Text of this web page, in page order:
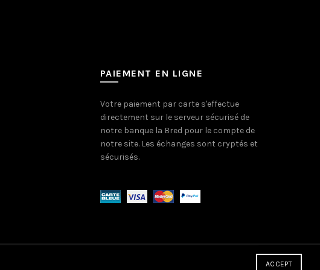
PAIEMENT EN LIGNE
Votre paiement par carte s'effectue
directement sur le serveur sécurisé de
notre banque la Bred pour le compte de
notre site. Les échanges sont cryptés et
sécurisés.
ACCEPT